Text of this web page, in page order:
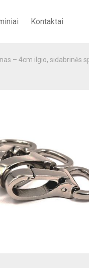
Kontaktai
– 4cm ilgio, sidabrinės